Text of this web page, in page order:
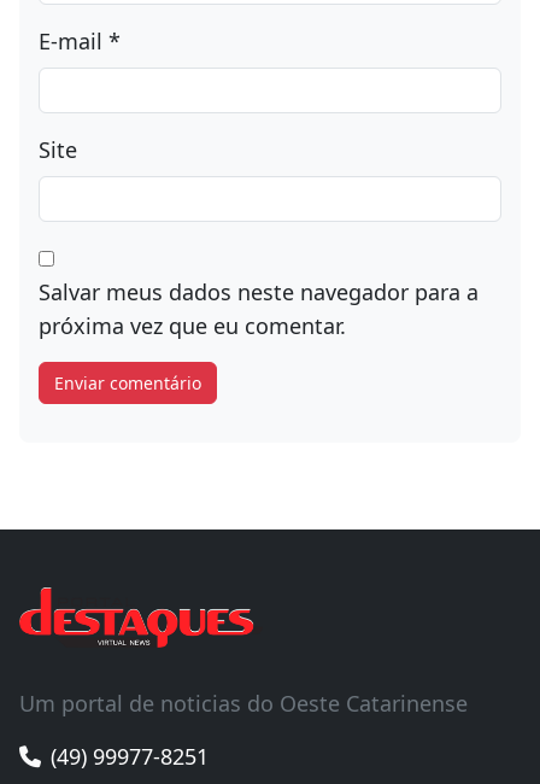
E-mail *
Site
Salvar meus dados neste navegador para a
próxima vez que eu comentar.
Um portal de noticias do Oeste Catarinense
(49) 99977-8251